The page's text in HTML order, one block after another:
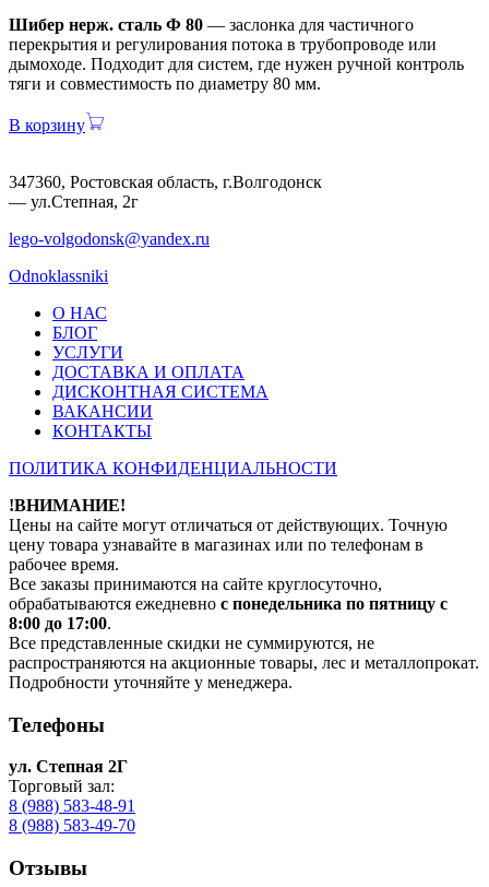
Шибер нерж. сталь Ф 80 — заслонка для частичного
перекрытия и регулирования потока в трубопроводе или
дымоходе. Подходит для систем, где нужен ручной контроль
тяги и совместимость по диаметру 80 мм.
В корзину
347360, Ростовская область, г.Волгодонск
— ул.Степная, 2г
lego-volgodonsk@yandex.ru
Odnoklassniki
О НАС
БЛОГ
УСЛУГИ
ДОСТАВКА И ОПЛАТА
ДИСКОНТНАЯ СИСТЕМА
ВАКАНСИИ
КОНТАКТЫ
ПОЛИТИКА КОНФИДЕНЦИАЛЬНОСТИ
!ВНИМАНИЕ!
Цены на сайте могут отличаться от действующих. Точную
цену товара узнавайте в магазинах или по телефонам в
рабочее время.
Все заказы принимаются на сайте круглосуточно,
обрабатываются ежедневно с понедельника по пятницу с
8:00 до 17:00.
Все представленные скидки не суммируются, не
распространяются на акционные товары, лес и металлопрокат.
Подробности уточняйте у менеджера.
Телефоны
ул. Степная 2Г
Торговый зал:
8 (988) 583-48-91
8 (988) 583-49-70
Отзывы